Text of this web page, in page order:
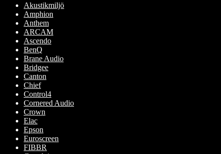
Akustikmiljö
Amphion
Anthem
ARCAM
Ascendo
BenQ
Brane Audio
Bridgee
Canton
Chief
Control4
Cornered Audio
Crown
Elac
Epson
Euroscreen
FIBBR